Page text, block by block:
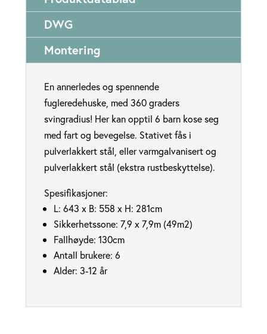
DWG
Montering
En annerledes og spennende
fugleredehuske, med 360 graders
svingradius! Her kan opptil 6 barn kose seg
med fart og bevegelse. Stativet fås i
pulverlakkert stål, eller varmgalvanisert og
pulverlakkert stål (ekstra rustbeskyttelse).
Spesifikasjoner:
L: 643 x B: 558 x H: 281cm
Sikkerhetssone: 7,9 x 7,9m (49m2)
Fallhøyde: 130cm
Antall brukere: 6
Alder: 3-12 år